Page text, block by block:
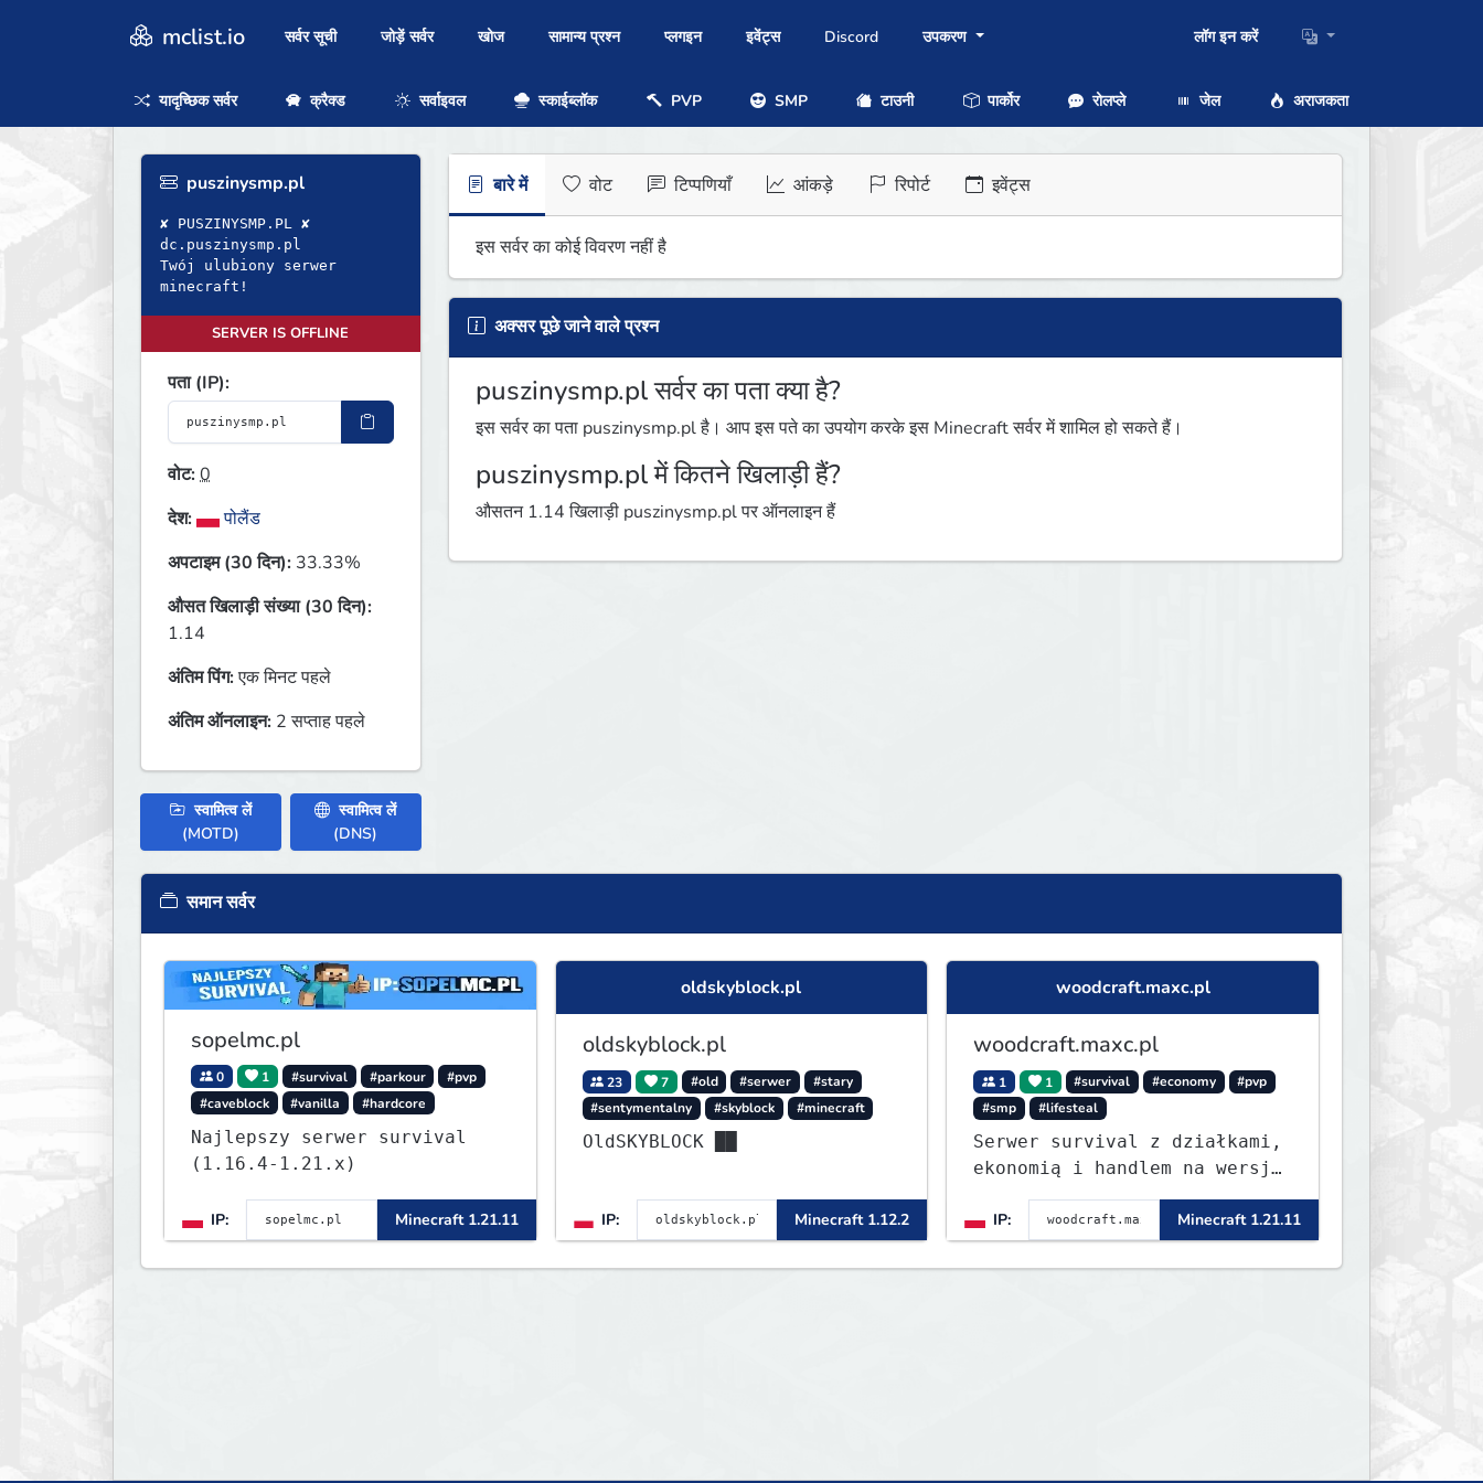
mclist.io सर्वर सूची जोड़ें सर्वर खोज सामान्य प्रश्न प्लगइन इवेंट्स Discord उपकरण लॉग इन करें
यादृच्छिक सर्वर क्रैक्ड सर्वाइवल स्काईब्लॉक PVP SMP टाउनी पार्कोर रोलप्ले जेल अराजकता
puszinysmp.pl
✘ PUSZINYSMP.PL ✘
dc.puszinysmp.pl
Twój ulubiony serwer
minecraft!
SERVER IS OFFLINE
पता (IP):
वोट:0
देश:
पोलैंड
अपटाइम (30 दिन): 33.33%
औसत खिलाड़ी संख्या (30 दिन):
1.14
अंतिम पिंग:एक मिनट पहले
अंतिम ऑनलाइन: 2 सप्ताह पहले
स्वामित्व लें
(MOTD)
स्वामित्व लें
(DNS)
बारे में वोट टिप्पणियाँ आंकड़े रिपोर्ट इवेंट्स
इस सर्वर का कोई विवरण नहीं है
अक्सर पूछे जाने वाले प्रश्न
puszinysmp.pl सर्वर का पता क्या है?
इस सर्वर का पता puszinysmp.pl है। आप इस पते का उपयोग करके इस Minecraft सर्वर में शामिल हो सकते हैं।
puszinysmp.pl में कितने खिलाड़ी हैं?
औसतन 1.14 खिलाड़ी puszinysmp.pl पर ऑनलाइन हैं
समान सर्वर
sopelmc.pl
0 1 #survival #parkour
#pvp
#caveblock
#vanilla #hardcore
Najlepszy serwer survival
(1.16.4-1.21.x)
IP: Minecraft 1.21.11
oldskyblock.pl
oldskyblock.pl
23 7 #old #serwer
#stary
#sentymentalny
#skyblock #minecraft
OldSKYBLOCK ██
IP: Minecraft 1.12.2
woodcraft.maxc.pl
woodcraft.maxc.pl
1 1 #survival #economy
#pvp
#smp
#lifesteal
Serwer survival z działkami,
ekonomią i handlem na wersję
1.8 - 26.1.1. Rekru ON
IP:
Minecraft 1.21.11